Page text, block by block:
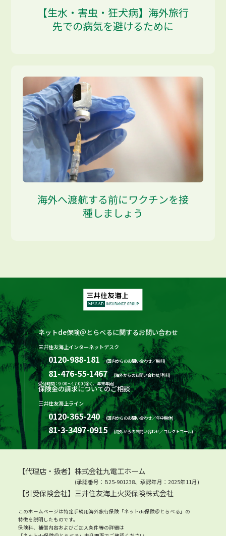
【生水・害虫・狂犬病】海外旅行
先での病気を避けるために
海外へ渡航する前にワクチンを接
種しましょう
ネットde保険＠とらべるに関するお問い合わせ
三井住友海上インターネットデスク
0120-988-181 (国内からのお問い合わせ／無料)
81-476-55-1467
(海外からのお問い合わせ/有料)
受付時間：9:00～17:00(除く、年末年始)
保険金の請求についてのご相談
三井住友海上ライン
0120-365-240 (国内からのお問い合わせ／年中無休)
81-3-3497-0915 (海外からのお問い合わせ／コレクトコール)
【代理店・扱者】株式会社九電工ホーム
(承認番号：B25-901238、承認年月：2025年11月)
【引受保険会社】三井住友海上火災保険株式会社
このホームページは特定手続用海外旅行保険「ネットde保険＠とらべる」の
特徴を説明したものです。
保険料、補償内容およびご加入条件等の詳細は